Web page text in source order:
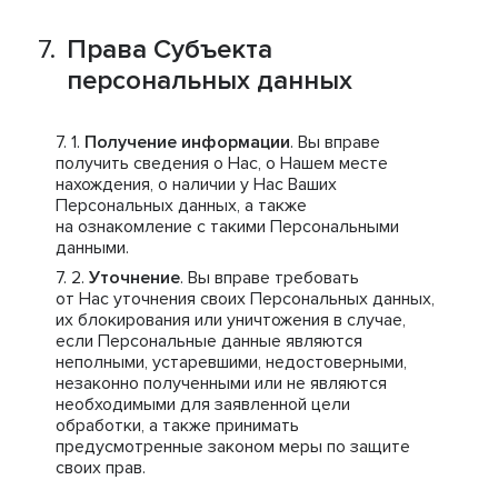
Права Субъекта
персональных данных
Получение информации. Вы вправе
получить сведения о Нас, о Нашем месте
нахождения, о наличии у Нас Ваших
Персональных данных, а также
на ознакомление с такими Персональными
данными.
Уточнение. Вы вправе требовать
от Нас уточнения своих Персональных данных,
их блокирования или уничтожения в случае,
если Персональные данные являются
неполными, устаревшими, недостоверными,
незаконно полученными или не являются
необходимыми для заявленной цели
обработки, а также принимать
предусмотренные законом меры по защите
своих прав.